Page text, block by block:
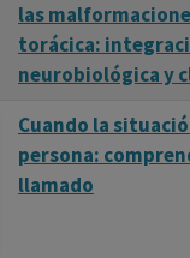
las
torácica:
neurobiológica y
Cuando la
persona:
llamado